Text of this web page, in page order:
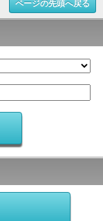
ページの先頭へ戻る